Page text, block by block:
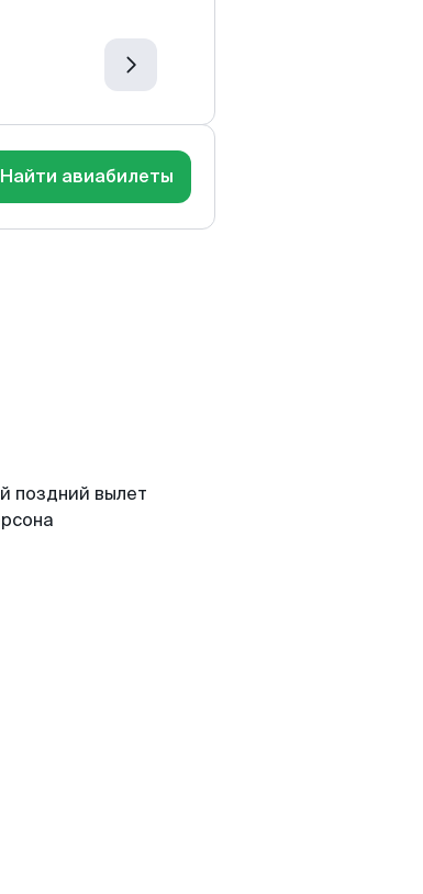
Найти авиабилеты
поздний вылет